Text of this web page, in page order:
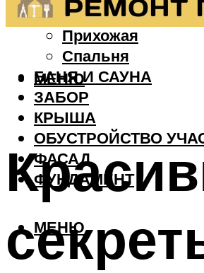
Кухня
Прихожая
Спальня
БАНЯ И САУНА
ЗАБОР
КРЫША
ОБУСТРОЙСТВО
ФАСАД
ФУНДАМЕНТ
МЕНЮ
МЕНЮ